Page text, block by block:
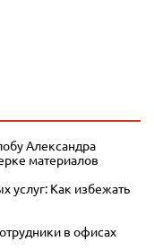
Александра
материалов
услуг: Как избежать
в офисах